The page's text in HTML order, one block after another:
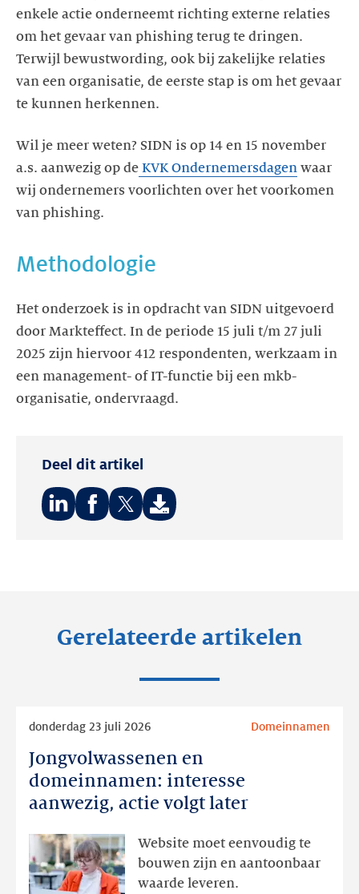
enkele actie onderneemt richting externe relaties
om het gevaar van phishing terug te dringen.
Terwijl bewustwording, ook bij zakelijke relaties
van een organisatie, de eerste stap is om het gevaar
te kunnen herkennen.
Wil je meer weten? SIDN is op 14 en 15 november
a.s. aanwezig op de KVK Ondernemersdagen waar
wij ondernemers voorlichten over het voorkomen
van phishing.
Methodologie
Het onderzoek is in opdracht van SIDN uitgevoerd
door Markteffect. In de periode 15 juli t/m 27 juli
2025 zijn hiervoor 412 respondenten, werkzaam in
een management- of IT-functie bij een mkb-
organisatie, ondervraagd.
Deel dit artikel
Gerelateerde artikelen
Jongvolwassenen en
domeinnamen: interesse
aanwezig, actie volgt later
donderdag 23 juli 2026 Domeinnamen
Website moet eenvoudig te
bouwen zijn en aantoonbaar
waarde leveren.
Jongvolwassenen
aanwezig,
actie
volgt